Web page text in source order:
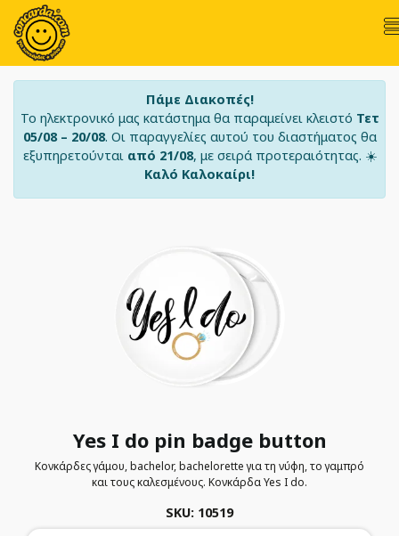
Πάμε Διακοπές!
Το ηλεκτρονικό μας κατάστημα θα παραμείνει κλειστό Τετ
05/08 – 20/08. Οι παραγγελίες αυτού του διαστήματος θα
εξυπηρετούνται από 21/08, με σειρά προτεραιότητας. ☀️
Καλό Καλοκαίρι!
Yes I do pin badge button
Κονκάρδες γάμου, bachelor, bachelorette για τη νύφη, το γαμπρό
και τους καλεσμένους. Kονκάρδα Yes I do.
SKU: 10519